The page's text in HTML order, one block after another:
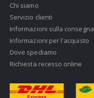
Chi siamo
Servizio clienti
Informazioni sulla consegna
Informazioni per l'acquisto
Dove spediamo
Richiesta recesso online